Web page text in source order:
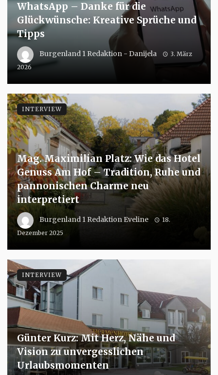
WhatsApp – Danke für die
Glückwünsche: Kreative Sprüche und
Tipps
Burgenland 1 Redaktion - Danijela
3. März
2026
Mag. Maximilian Platz: Wie das Hotel
Genuss Am Hof – Tradition, Ruhe und
pannonischen Charme neu
interpretiert
Burgenland 1 Redaktion Eveline
18.
Dezember 2025
INTERVIEW
Günter Kurz: Mit Herz, Nähe und
Vision zu unvergesslichen
Urlaubsmomenten
INTERVIEW